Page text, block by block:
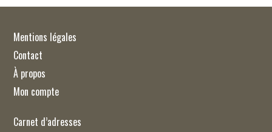
Mentions légales
Contact
À propos
Mon compte
Carnet d’adresses